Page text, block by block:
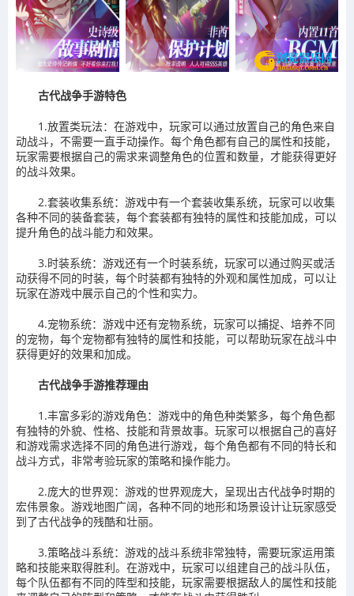
古代战争手游特色
1.放置类玩法：在游戏中，玩家可以通过放置自己的角色来自
动战斗，不需要一直手动操作。每个角色都有自己的属性和技能，
玩家需要根据自己的需求来调整角色的位置和数量，才能获得更好
的战斗效果。
2.套装收集系统：游戏中有一个套装收集系统，玩家可以收集
各种不同的装备套装，每个套装都有独特的属性和技能加成，可以
提升角色的战斗能力和效果。
3.时装系统：游戏还有一个时装系统，玩家可以通过购买或活
动获得不同的时装，每个时装都有独特的外观和属性加成，可以让
玩家在游戏中展示自己的个性和实力。
4.宠物系统：游戏中还有宠物系统，玩家可以捕捉、培养不同
的宠物，每个宠物都有独特的属性和技能，可以帮助玩家在战斗中
获得更好的效果和加成。
古代战争手游推荐理由
1.丰富多彩的游戏角色：游戏中的角色种类繁多，每个角色都
有独特的外貌、性格、技能和背景故事。玩家可以根据自己的喜好
和游戏需求选择不同的角色进行游戏，每个角色都有不同的特长和
战斗方式，非常考验玩家的策略和操作能力。
2.庞大的世界观：游戏的世界观庞大，呈现出古代战争时期的
宏伟景象。游戏地图广阔，各种不同的地形和场景设计让玩家感受
到了古代战争的残酷和壮丽。
3.策略战斗系统：游戏的战斗系统非常独特，需要玩家运用策
略和技能来取得胜利。在游戏中，玩家可以组建自己的战斗队伍，
每个队伍都有不同的阵型和技能，玩家需要根据敌人的属性和技能